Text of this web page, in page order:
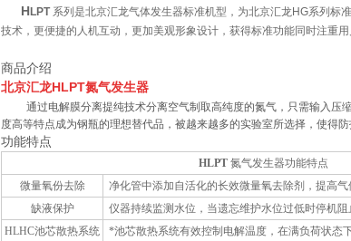
HLPT 系列是北京汇龙气体发生器标准机型，为北京汇龙HG系列标
技术，更便捷的人机互动，更加美观形象设计，获得标准功能同时注重用
商品介绍
北京汇龙HLPT氮气发生器
通过电解膜分离提纯技术分离空气制取高纯度的氮气，只需输入
度高等特点成为钢瓶的理想替代品，被越来越多的实验室所选择，使得
功能特点
HLPT 氮气发生器功能特点
微量氧份去除
净化管中添加自活化的长效微量氧去除剂， 提高气
缺液保护 仪器持续监测水位，当遗忘维护水位过低时停机阻
HLHC池芯散热系统 *池芯散热系统有效控制电解温度， 在满负荷状态